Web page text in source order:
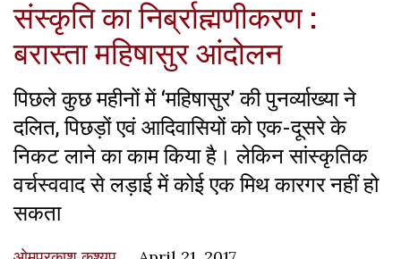
संस्कृति का निर्ब्राह्मणीकरण :
बरास्ता महिषासुर आंदोलन
पिछले कुछ महीनों में ‘महिषासुर’ की पुनर्व्याख्या ने
दलित, पिछड़ों एवं आदिवासियों को एक-दूसरे के
निकट लाने का काम किया है। लेकिन सांस्कृतिक
वर्चस्ववाद से लड़ाई में कोई एक मिथ कारगर नहीं हो
सकता